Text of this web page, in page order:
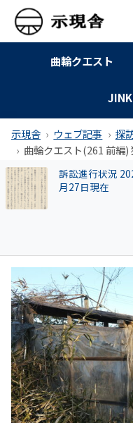
曲輪クエスト
示現舎 ウェブ記事 探
曲輪クエスト(261 前編)
曲輪クエスト
本町広瀬